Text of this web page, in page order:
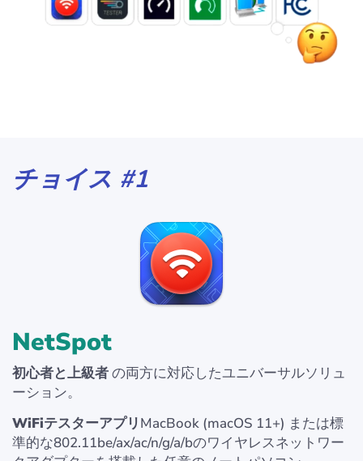
チョイス #1
NetSpot
初心者と上級者の両方に対応したユニバーサルソリュ
ーション。
WiFiテスターアプリMacBook (macOS 11+) または標
準的な802.11be/ax/ac/n/g/a/bのワイヤレスネットワー